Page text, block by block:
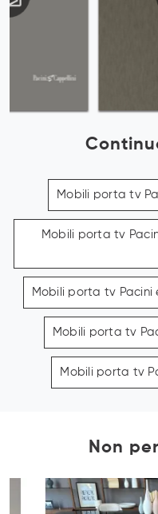
Mobili porta tv
Mobili porta tv
Mobili porta tv Pacini
Mobili porta tv
Mobili porta tv
Non